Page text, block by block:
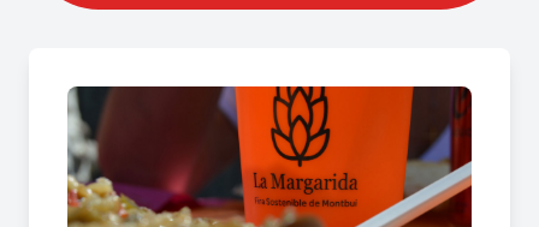
gastronomia local amb tastets i una arrossada
popular, a més d’activitats culturals, comercials i
participatives amb entitats locals.
En conjunt, la fira es presenta com un espai per